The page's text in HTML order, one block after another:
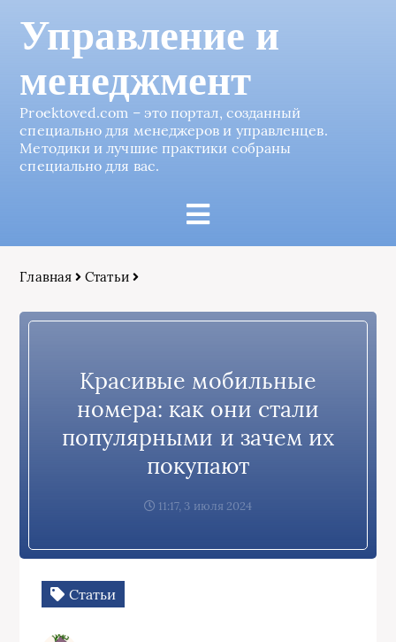
Управление и
менеджмент
Proektoved.com – это портал, созданный
специально для менеджеров и управленцев.
Методики и лучшие практики собраны
специально для вас.
Главная Статьи
Красивые мобильные
номера: как они стали
популярными и зачем их
покупают
11:17, 3 июля 2024
Статьи